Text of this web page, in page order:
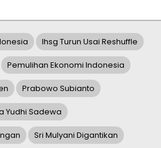
Ihsg Turun Usai Reshuffle
Pemulihan Ekonomi Indonesia
Prabowo Subianto
Yudhi Sadewa
Sri Mulyani Digantikan